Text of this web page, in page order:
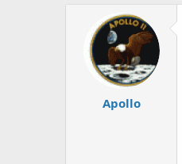
Apollo